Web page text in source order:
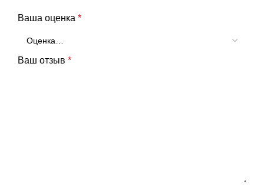
Ваша оценка *
Ваш отзыв *